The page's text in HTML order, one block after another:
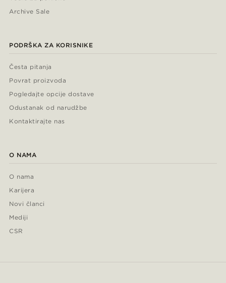
Archive Sale
PODRŠKA ZA KORISNIKE
Česta pitanja
Povrat proizvoda
Pogledajte opcije dostave
Odustanak od narudžbe
Kontaktirajte nas
O NAMA
O nama
Karijera
Novi članci
Mediji
CSR